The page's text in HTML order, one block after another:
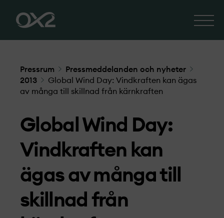
Pressrum
Pressmeddelanden och nyheter
2013
Global Wind Day: Vindkraften kan ägas
av många till skillnad från kärnkraften
Global Wind Day:
Vindkraften kan
ägas av många till
skillnad från